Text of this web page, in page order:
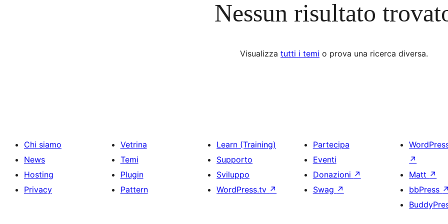
Nessun risultato
Visualizza tutti i temi o prova una ricerca diversa.
Chi siamo
News
Hosting
Privacy
Vetrina
Temi
Plugin
Pattern
Learn (Training)
Supporto
Sviluppo
WordPress.tv ↗
Partecipa
Eventi
Donazioni ↗
Swag ↗
↗
Matt ↗
bbPress ↗